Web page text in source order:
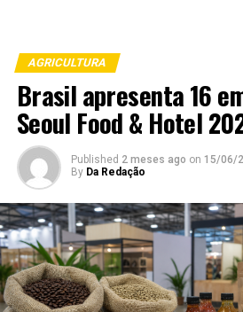
AGRICULTURA
Brasil apresenta 16
Seoul Food & Hotel
Published 2 meses ago on 15/06/
By Da Redação